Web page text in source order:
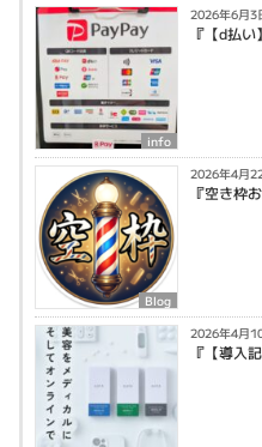
info
2026年6月3
『【d払
Blog
2026年4月
『空き枠
2026年4月
『【導入